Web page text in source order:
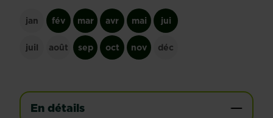
jan fév mar avr mai jui
juil août sep oct nov déc
En détails